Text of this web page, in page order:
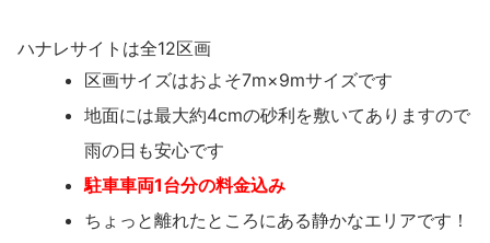
ハナレサイトは全12区画
区画サイズはおよそ7m×9mサイズです
地面には最大約4cmの砂利を敷いてありますので
雨の日も安心です
駐車車両1台分の料金込み
ちょっと離れたところにある静かなエリアです！